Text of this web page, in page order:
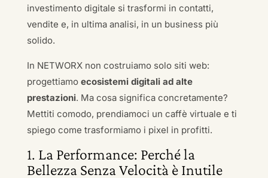
investimento digitale si trasformi in contatti,
vendite e, in ultima analisi, in un business più
solido.
In NETWORX non costruiamo solo siti web:
progettiamo ecosistemi digitali ad alte
prestazioni. Ma cosa significa concretamente?
Mettiti comodo, prendiamoci un caffè virtuale e ti
spiego come trasformiamo i pixel in profitti.
1. La Performance: Perché la
Bellezza Senza Velocità è Inutile